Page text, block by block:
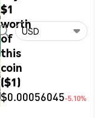
$1
worth
of
this
coin
($1)
$0.00056045-5.10%
USD